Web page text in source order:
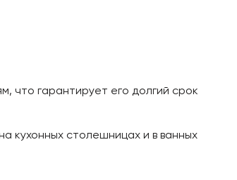
что гарантирует его долгий срок
кухонных столешницах и в ванных